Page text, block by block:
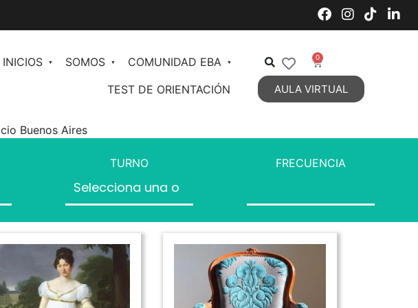
de Moda
al Servicio de la
orientado a
Decoración de Interiores
Organización de Espacios
Estilos Decorativos 2
Talent Management
INICIOS SOMOS
COMUNIDAD EBA
TEST DE ORIENTACIÓN
0
AULA VIRTUAL
TURNO FRECUENCIA